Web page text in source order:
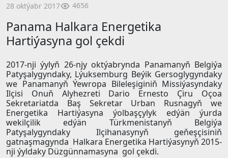
28 oktýabr 2017 4656
Panama Halkara Energetika
Hartiýasyna gol çekdi
2017-nji ýylyň 26-njy oktýabrynda Panamanyň Belgiýa
Patyşalygyndaky, Lýuksemburg Beýik Gersoglygyndaky
we Panamanyň Ýewropa Bileleşiginiň Missiýasyndaky
Ilçisi Onuň Alyhezreti Dario Ernesto Çiru Oçoa
Sekretariatda Baş Sekretar Urban Rusnagyň we
Energetika Hartiýasyna ýolbaşçylyk edýän ýurda
wekilçilik edýän Türkmenistanyň Belgiýa
Patyşalygyndaky Ilçihanasynyň geňeşçisiniň
gatnaşmagynda Halkara Energetika Hartiýasynyň 2015-
nji ýyldaky Düzgünnamasyna gol çekdi.